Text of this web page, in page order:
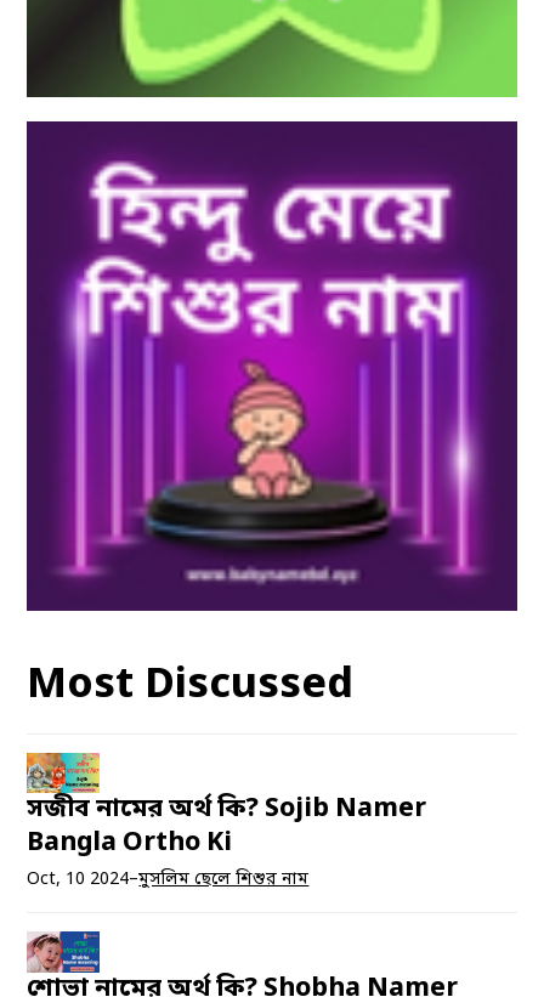
Most Discussed
সজীব নামের অর্থ কি? Sojib Namer
Bangla Ortho Ki
Oct, 10 2024–মুসলিম ছেলে শিশুর নাম
শোভা নামের অর্থ কি? Shobha Namer